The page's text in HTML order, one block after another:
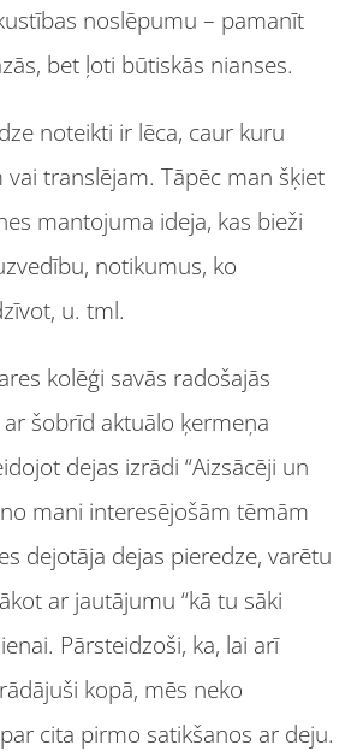
noslēpumu – pamanīt
bet ļoti būtiskās nianses.
noteikti ir lēca, caur kuru
vai translējam. Tāpēc man šķiet
mantojuma ideja, kas bieži
notikumus, ko
u. tml.
kolēģi savās radošajās
šobrīd aktuālo ķermeņa
dejas izrādi “Aizsācēji un
no mani interesējošām tēmām
dejotāja dejas pieredze, varētu
ar jautājumu “kā tu sāki
Pārsteidzoši, ka, lai arī
kopā, mēs neko
cita pirmo satikšanos ar deju.